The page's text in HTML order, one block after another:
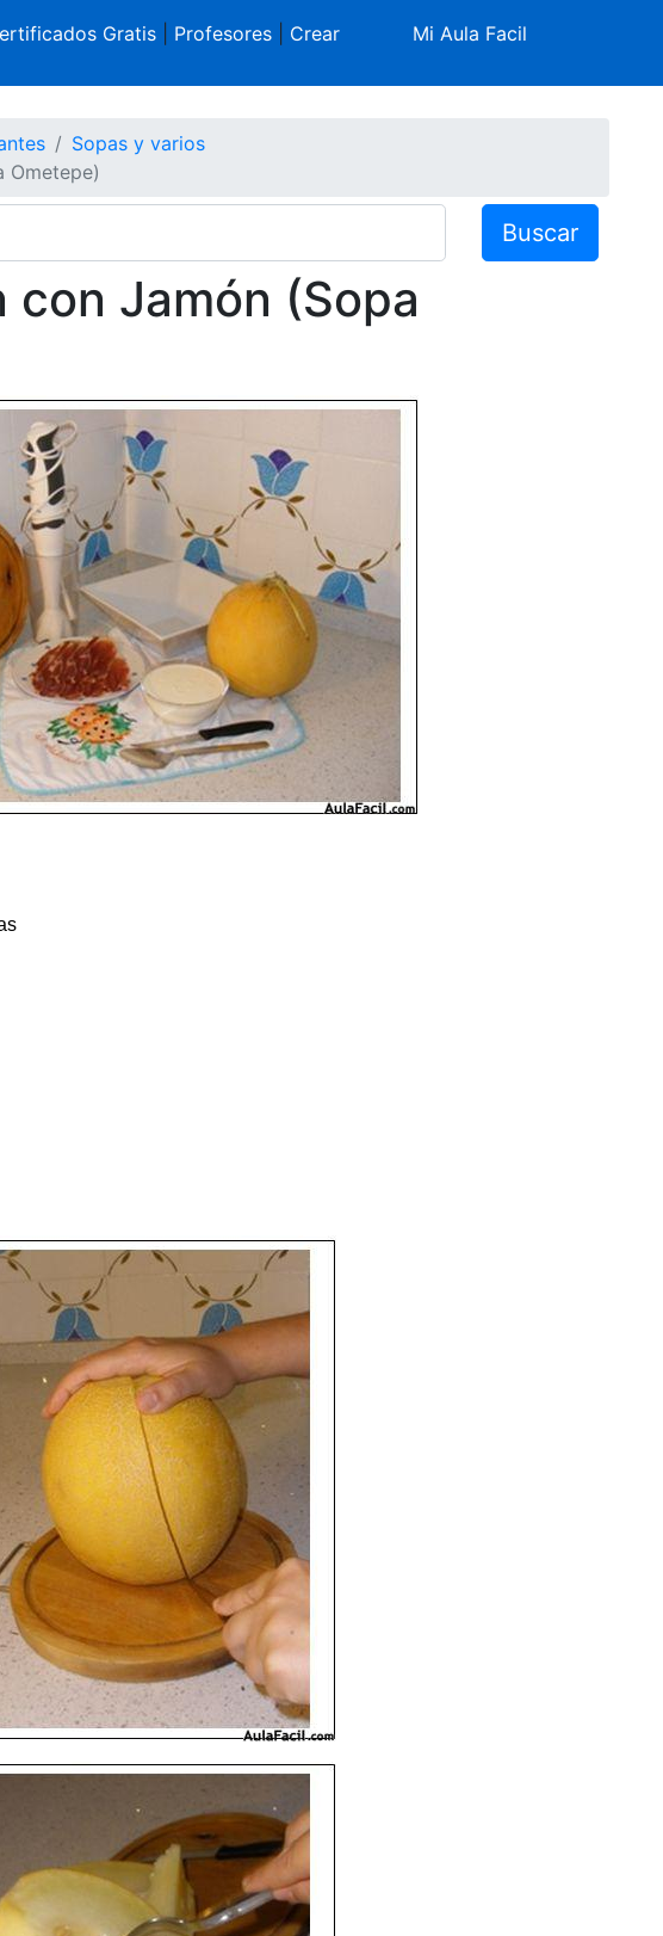
Gratis| Profesores| Crear
Mi Aula Facil
Sopas y varios
Ometepe)
Buscar
con Jamón (Sopa